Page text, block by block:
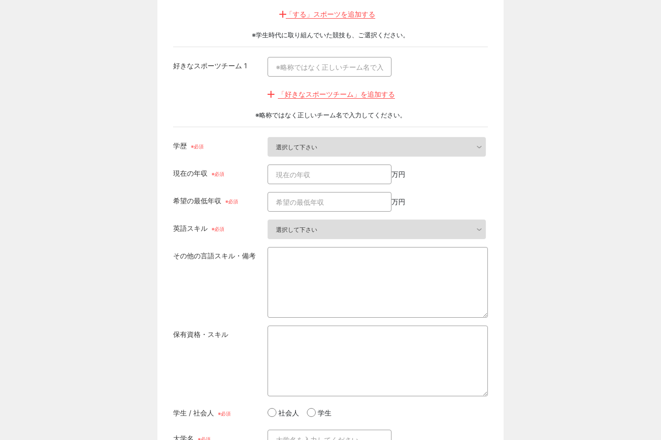
鹿児島県
沖縄県
「する」スポーツを追加する
※学生時代に取り組んでいた競技も、ご選択ください。
好きなスポーツチーム 1
「好きなスポーツチーム」を追加する
※略称ではなく正しいチーム名で入力してください。
学歴
現在の年収 万円
希望の最低年収 万円
英語スキル
その他の言語スキル・備考
保有資格・スキル
学生 / 社会人 社会人 学生
大学名